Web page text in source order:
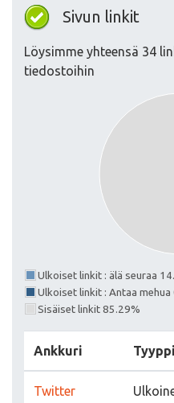
Sivun linkit
Löysimme yhteensä 34
tiedostoihin
Ulkoiset linkit : älä seuraa
Ulkoiset linkit : Antaa mehua
Sisäiset linkit 85.29%
Ankkuri Tyyppi
Twitter